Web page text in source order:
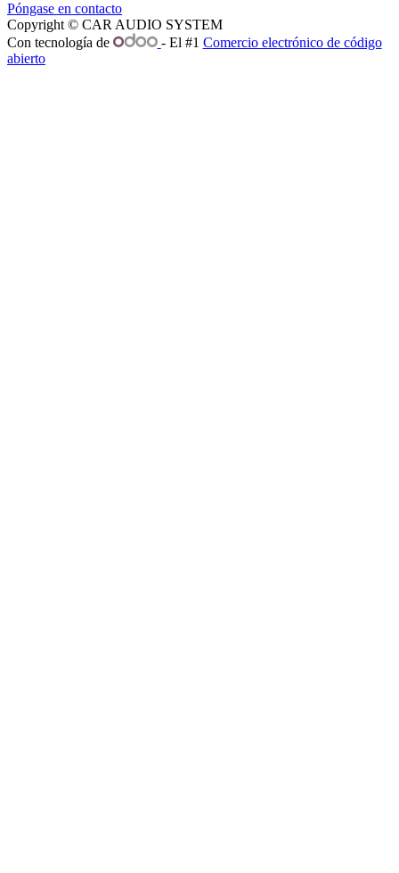
Póngase en contacto
Copyright © CAR AUDIO SYSTEM
Con tecnología de
- El #1 Comercio electrónico de código
abierto